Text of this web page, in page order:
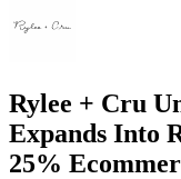
Rylee + Cru
Expands Into
25%